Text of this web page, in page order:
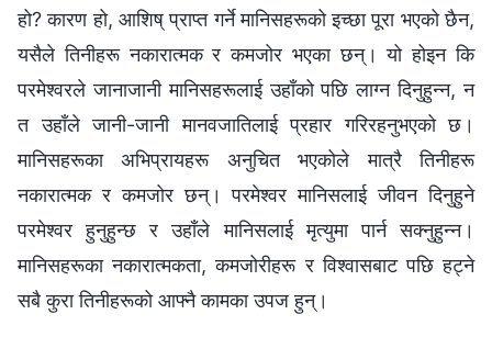
हो? कारण हो, आशिष् प्राप्त गर्ने मानिसहरूको इच्छा पूरा भएको छैन,
यसैले तिनीहरू नकारात्मक र कमजोर भएका छन्। यो होइन कि
परमेश्‍वरले जानाजानी मानिसहरूलाई उहाँको पछि लाग्न दिनुहुन्न, न
त उहाँले जानी-जानी मानवजातिलाई प्रहार गरिरहनुभएको छ।
मानिसहरूका अभिप्रायहरू अनुचित भएकोले मात्रै तिनीहरू
नकारात्मक र कमजोर छन्। परमेश्‍वर मानिसलाई जीवन दिनुहुने
परमेश्‍वर हुनुहुन्छ र उहाँले मानिसलाई मृत्युमा पार्न सक्नुहुन्न।
मानिसहरूका नकारात्मकता, कमजोरीहरू र विश्‍वासबाट पछि हट्ने
सबै कुरा तिनीहरूको आफ्नै कामका उपज हुन्।